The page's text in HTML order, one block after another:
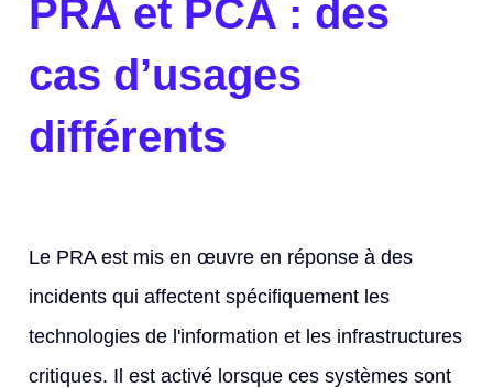
PRA et PCA : des
cas d’usages
différents
Le PRA est mis en œuvre en réponse à des
incidents qui affectent spécifiquement les
technologies de l'information et les infrastructures
critiques. Il est activé lorsque ces systèmes sont